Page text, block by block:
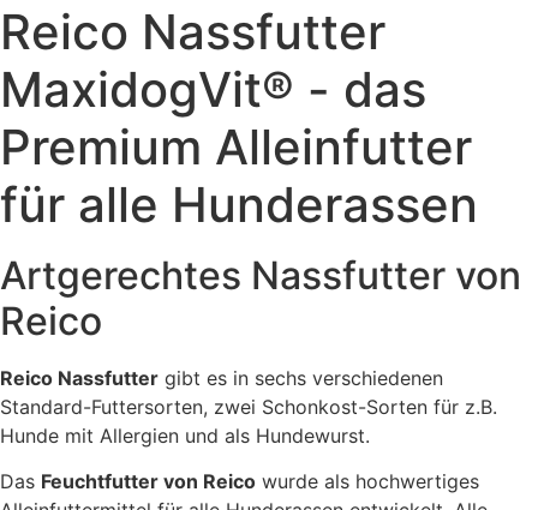
Reico Nassfutter
MaxidogVit® - das
Premium Alleinfutter
für alle Hunderassen
Artgerechtes Nassfutter von
Reico
Reico Nassfutter gibt es in sechs verschiedenen
Standard-Futtersorten, zwei Schonkost-Sorten für z.B.
Hunde mit Allergien und als Hundewurst.
Das Feuchtfutter von Reico wurde als hochwertiges